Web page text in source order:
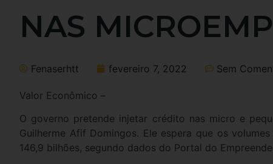
NAS
Fenaserhtt fevereiro 7, 2022 Sem
Valor Econômico –
O governo pretende injetar crédito nas micro e
Guilherme Afif Domingos. Ele espera que os
146,9 bilhões, segundo dados do Portal do